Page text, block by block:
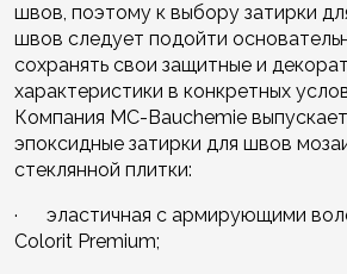
швов, поэтому к выбору затирки
швов следует подойти
сохранять свои защитные и
характеристики в конкретных
Компания MC-Bauchemie
эпоксидные затирки для швов
стеклянной плитки:
· эластичная с армирующими
Colorit Premium;